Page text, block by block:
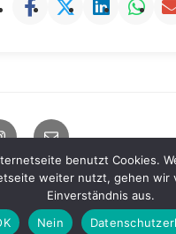
E-
Mail
Datenschutzerklärung
Stolz
benutzt Cookies.
weiter nutzt, gehen wir
Einverständnis aus.
Nein